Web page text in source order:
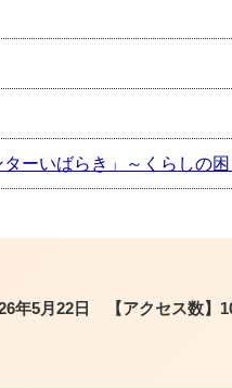
ターいばらき」～くらしの
年5月22日 【アクセス数】